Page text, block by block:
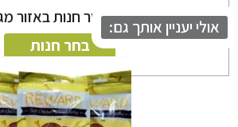
ניתן לבחור חנות באזור מגוריך
בחר חנות
יעניין אותך גם: